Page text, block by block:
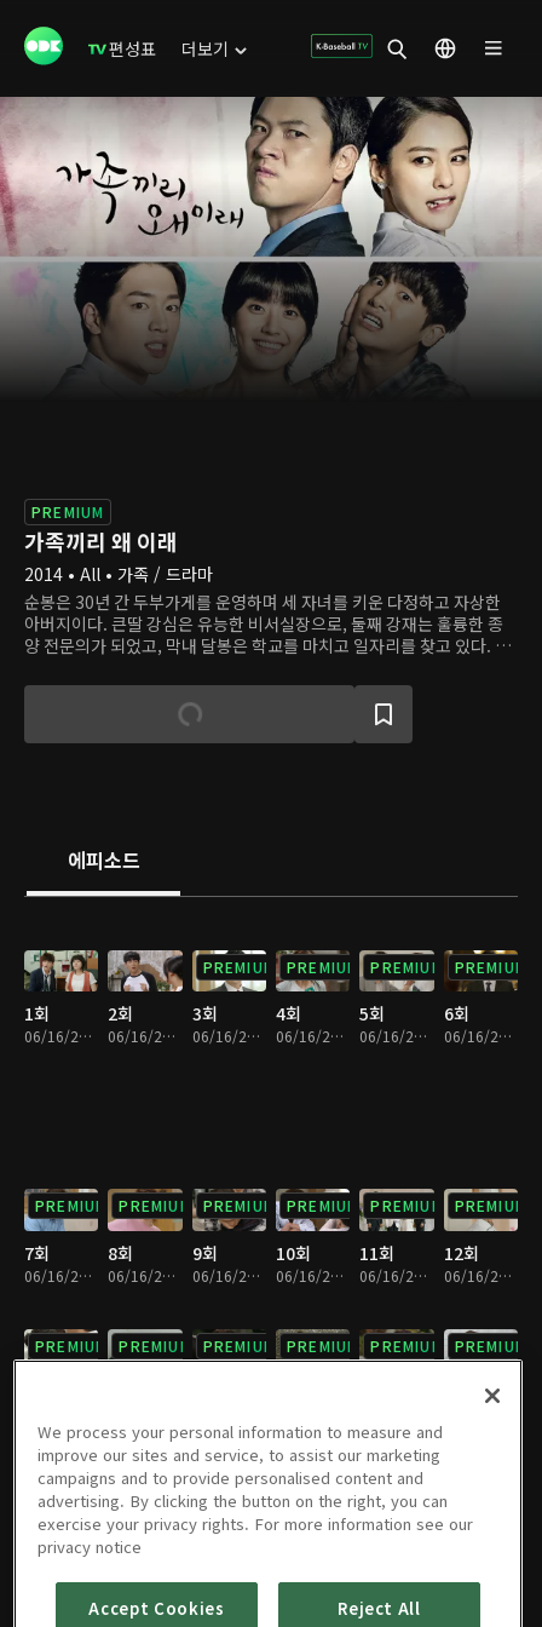
편성표 더보기
PREMIUM
가족끼리 왜 이래
2014 • All • 가족 / 드라마
순봉은 30년 간 두부가게를 운영하며 세 자녀를 키운 다정하고 자상한
아버지이다. 큰딸 강심은 유능한 비서실장으로, 둘째 강재는 훌륭한 종
양 전문의가 되었고, 막내 달봉은 학교를 마치고 일자리를 찾고 있다. 하
지 깨닫고, 자식들에게 '불효 소송'을 제기하려 한다. 이날 이후 세 자녀
는 순봉은 물론이고 서로에게 반감을 품는다. 과연 이 가족은 화해하고
새롭게 출발할 수 있을까?
에피소드
1회
06/16/2023 • 1시간 3분
2회
06/16/2023 • 1시간 3분
PREMIUM
3회
06/16/2023 • 1시간 4분
PREMIUM
4회
06/16/2023 • 1시간 4분
PREMIUM
5회
06/16/2023 • 1시간 4분
PREMIUM
6회
06/16/2023 • 1시간 4분
PREMIUM
7회
06/16/2023 • 1시간 4분
PREMIUM
8회
06/16/2023 • 1시간 4분
PREMIUM
9회
06/16/2023 • 1시간 4분
PREMIUM
10회
06/16/2023 • 1시간 4분
PREMIUM
11회
06/16/2023 • 1시간 4분
PREMIUM
12회
06/16/2023 • 1시간 4분
PREMIUM PREMIUM PREMIUM PREMIUM PREMIUM PREMIUM
PREMIUM
19회
06/16/2023 • 1시간 4분
PREMIUM
20회
PREMIUM
21회
PREMIUM
22회
PREMIUM
23회 24회
We process your personal information to measure and
improve our sites and service, to assist our marketing
campaigns and to provide personalised content and
advertising. By clicking the button on the right, you can
exercise your privacy rights. For more information see our
privacy notice
Accept Cookies Reject All